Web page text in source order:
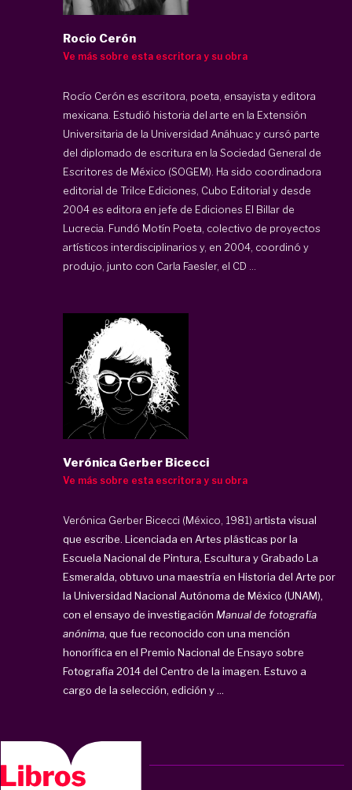
Rocío Cerón
Ve más sobre esta escritora y su obra
Rocío Cerón es escritora, poeta, ensayista y editora
mexicana. Estudió historia del arte en la Extensión
Universitaria de la Universidad Anáhuac y cursó parte
del diplomado de escritura en la Sociedad General de
Escritores de México (SOGEM). Ha sido coordinadora
editorial de Trilce Ediciones, Cubo Editorial y desde
2004 es editora en jefe de Ediciones El Billar de
Lucrecia. Fundó Motín Poeta, colectivo de proyectos
artísticos interdisciplinarios y, en 2004, coordinó y
produjo, junto con Carla Faesler, el CD ...
Verónica Gerber Bicecci
Ve más sobre esta escritora y su obra
Verónica Gerber Bicecci (México, 1981) artista visual
que escribe. Licenciada en Artes plásticas por la
Escuela Nacional de Pintura, Escultura y Grabado La
Esmeralda, obtuvo una maestría en Historia del Arte por
la Universidad Nacional Autónoma de México (UNAM),
con el ensayo de investigación Manual de fotografía
anónima, que fue reconocido con una mención
honorífica en el Premio Nacional de Ensayo sobre
Fotografía 2014 del Centro de la imagen. Estuvo a
cargo de la selección, edición y ...